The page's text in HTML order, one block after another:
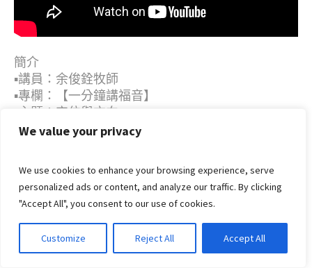
We value your privacy
We use cookies to enhance your browsing experience, serve
personalized ads or content, and analyze our traffic. By clicking
"Accept All", you consent to our use of cookies.
Customize Reject All Accept All
簡介
▪︎講員：余俊銓牧師
▪︎專欄：【一分鐘講福音】
▪︎主題：定位與方向
▪︎重點：神--神的指引
27
2 月, 2023